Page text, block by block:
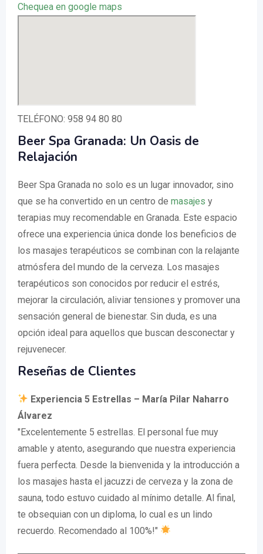
Chequea en google maps
TELÉFONO: 958 94 80 80
Beer Spa Granada: Un Oasis de
Relajación
Beer Spa Granada no solo es un lugar innovador, sino
que se ha convertido en un centro de masajes y
terapias muy recomendable en Granada. Este espacio
ofrece una experiencia única donde los beneficios de
los masajes terapéuticos se combinan con la relajante
atmósfera del mundo de la cerveza. Los masajes
terapéuticos son conocidos por reducir el estrés,
mejorar la circulación, aliviar tensiones y promover una
sensación general de bienestar. Sin duda, es una
opción ideal para aquellos que buscan desconectar y
rejuvenecer.
Reseñas de Clientes
Experiencia 5 Estrellas – María Pilar Naharro
Álvarez
"Excelentemente 5 estrellas. El personal fue muy
amable y atento, asegurando que nuestra experiencia
fuera perfecta. Desde la bienvenida y la introducción a
los masajes hasta el jacuzzi de cerveza y la zona de
sauna, todo estuvo cuidado al mínimo detalle. Al final,
te obsequian con un diploma, lo cual es un lindo
recuerdo. Recomendado al 100%!"